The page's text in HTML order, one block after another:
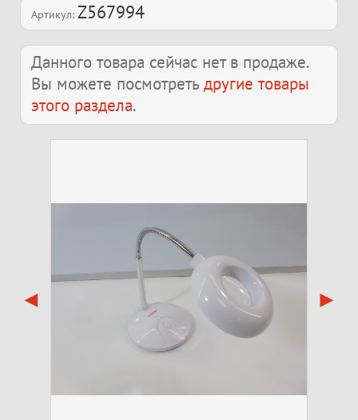
Артикул: Z567994
Данного товара сейчас нет в продаже.
Вы можете посмотреть другие товары
этого раздела.